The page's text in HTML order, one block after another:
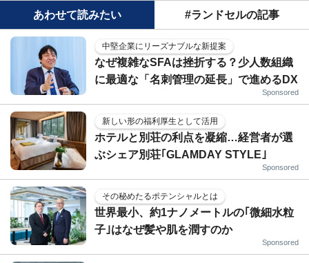
あわせて読みたい #ランドセルの記事
中堅企業にリーズナブルな新提案
なぜ複雑なSFAは挫折する？少人数組織
に最適な「名刺管理の延長」で進めるDX
Sponsored
新しい形の福利厚生として活用
ホテルと別荘の利点を凝縮…経営者が選
ぶシェア別荘｢GLAMDAY STYLE｣
Sponsored
その秘めたるポテンシャルとは
世界最小、約1ナノメートルの｢微細水粒
子｣はなぜ髪や肌を潤すのか
Sponsored